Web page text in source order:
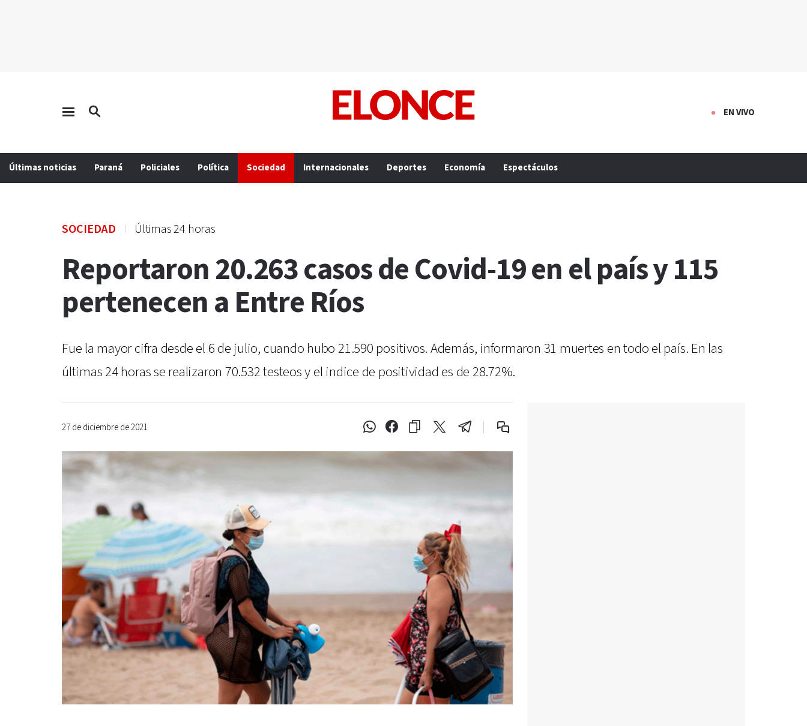
EN VIVO
Últimas noticias Paraná Policiales Política Sociedad Internacionales Deportes Economía Espectáculos
SOCIEDAD Últimas 24 horas
Reportaron 20.263 casos de Covid-19 en el país y 115
pertenecen a Entre Ríos
Fue la mayor cifra desde el 6 de julio, cuando hubo 21.590 positivos. Además, informaron 31 muertes en todo el país. En las
últimas 24 horas se realizaron 70.532 testeos y el indice de positividad es de 28.72%.
27 de diciembre de 2021